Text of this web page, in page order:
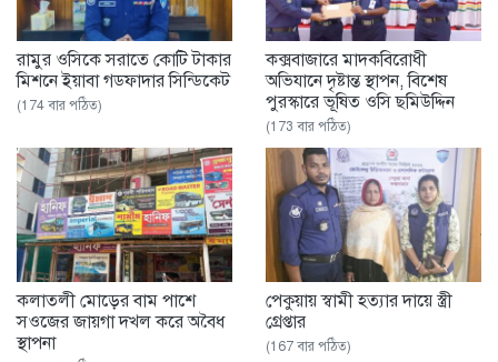
রামুর ওসিকে সরাতে কোটি টাকার
মিশনে ইয়াবা গডফাদার সিন্ডিকেট
(174 বার পঠিত)
কক্সবাজারে মাদকবিরোধী
অভিযানে দৃষ্টান্ত স্থাপন, বিশেষ
পুরস্কারে ভূষিত ওসি ছমিউদ্দিন
(173 বার পঠিত)
কলাতলী মোড়ের বাম পাশে
সওজের জায়গা দখল করে অবৈধ
স্থাপনা
পেকুয়ায় স্বামী হত্যার দায়ে স্ত্রী
গ্রেপ্তার
(167 বার পঠিত)